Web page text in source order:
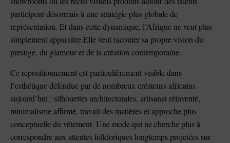
participent désormais à une stratégie plus globale de
représentation. Et dans cette dynamique, l’Afrique ne veut plus
simplement apparaître.Elle veut raconter sa propre vision du
prestige, du glamour et de la création contemporaine.
Ce repositionnement est particulièrement visible dans
l’esthétique défendue par de nombreux créateurs africains
aujourd’hui : silhouettes architecturales, artisanat réinventé,
minimalisme affirmé, travail des matières et approche plus
conceptuelle du vêtement. Une mode qui ne cherche plus à
correspondre aux attentes folkloriques longtemps projetées sur